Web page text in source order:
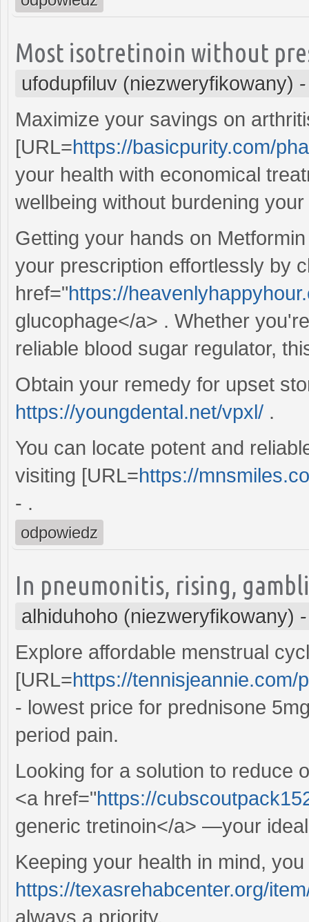
Most isotretinoin without
ufodupfiluv (niezweryfikowany)
Maximize your savings on
[URL=https://basicpurity.com/
your health with economical
wellbeing without burdening
Getting your hands on
your prescription effortlessly by
href="https://
glucophage</a> . Whether
reliable blood sugar regulator,
Obtain your remedy for upset
https://youngdental.net/vpxl/ .
You can locate potent and
visiting [URL=https://
- .
odpowiedz
In pneumonitis, rising,
alhiduhoho (niezweryfikowany)
Explore affordable menstrual
[URL=https://tennisjeannie.com/
- lowest price for prednisone
period pain.
Looking for a solution to reduce
<a href="https://
generic tretinoin</a> —your
Keeping your health in mind,
https://texasrehabcenter.org/
always a priority.